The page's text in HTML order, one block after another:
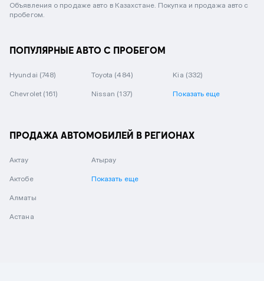
Объявления о продаже авто в Казахстане. Покупка и продажа авто с
пробегом.
ПОПУЛЯРНЫЕ АВТО С ПРОБЕГОМ
Hyundai (748) Toyota (484) Kia (332)
Chevrolet (161) Nissan (137) Показать еще
ПРОДАЖА АВТОМОБИЛЕЙ В РЕГИОНАХ
Актау
Актобе
Алматы
Астана
Атырау
Показать еще